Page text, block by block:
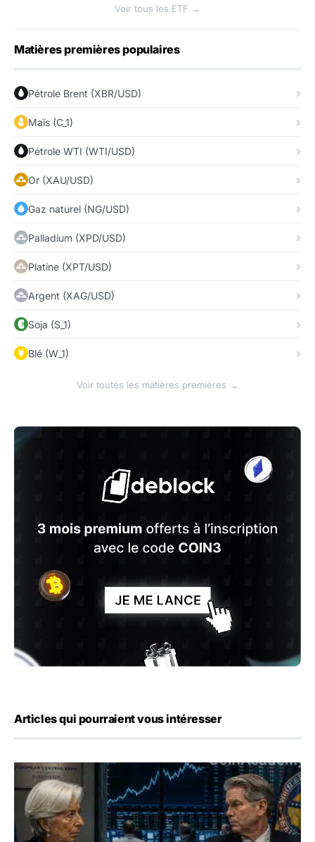
Voir tous les ETF →
Matières premières populaires
Pétrole Brent (XBR/USD)
Maïs (C_1)
Pétrole WTI (WTI/USD)
Or (XAU/USD)
Gaz naturel (NG/USD)
Palladium (XPD/USD)
Platine (XPT/USD)
Argent (XAG/USD)
Soja (S_1)
Blé (W_1)
Voir toutes les matières premières →
Articles qui pourraient vous intéresser
Yen : Washington a vendu des euros sans prévenir la